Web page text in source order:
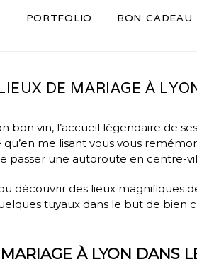
PORTFOLIO BON CADEAU
DE MARIAGE À
vin, l’accueil légendaire de
me lisant vous vous
passer une autoroute en centre-
pu découvrir des lieux magnifiques
tuyaux dans le but de bien
À LYON DANS